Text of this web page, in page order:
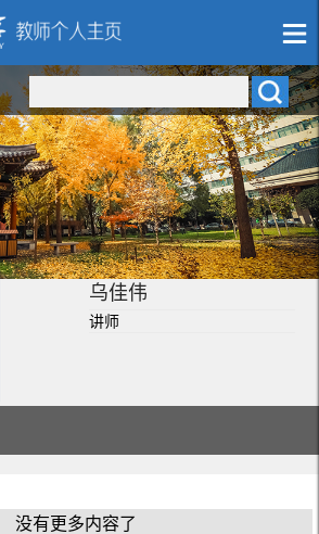
乌佳伟
讲师
没有更多内容了